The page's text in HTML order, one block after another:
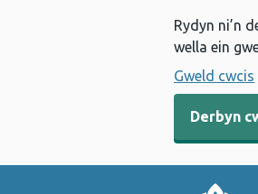
Rydyn ni’n
wella ein
Gweld cwcis
Derbyn